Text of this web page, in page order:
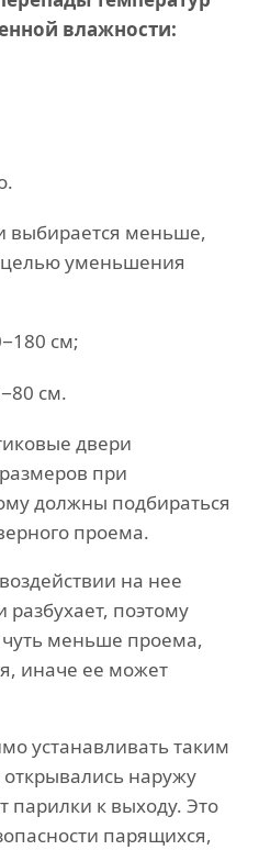
влажности:
выбирается меньше,
уменьшения
см;
см.
двери
при
должны подбираться
проема.
на нее
поэтому
меньше проема,
иначе ее может
устанавливать таким
наружу
парилки к выходу. Это
парящихся,